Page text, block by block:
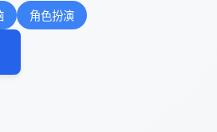
角色扮演